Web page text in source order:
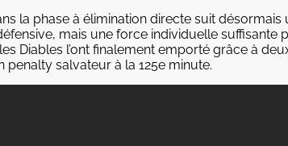
la phase à élimination directe suit désormais
mais une force individuelle suffisante
Diables l’ont finalement emporté grâce à
salvateur à la 125e minute.